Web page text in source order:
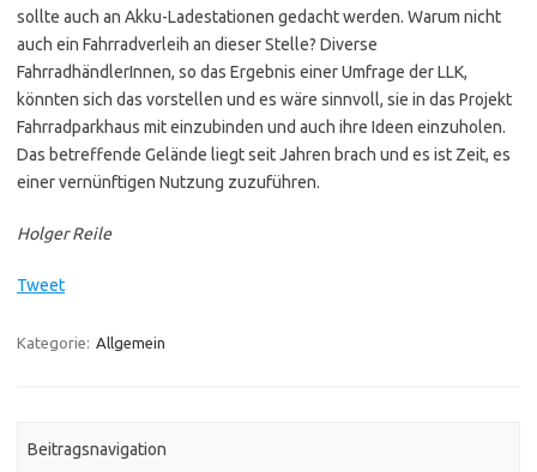
sollte auch an Akku-Ladestationen gedacht werden. Warum nicht
auch ein Fahrradverleih an dieser Stelle? Diverse
FahrradhändlerInnen, so das Ergebnis einer Umfrage der LLK,
könnten sich das vorstellen und es wäre sinnvoll, sie in das Projekt
Fahrradparkhaus mit einzubinden und auch ihre Ideen einzuholen.
Das betreffende Gelände liegt seit Jahren brach und es ist Zeit, es
einer vernünftigen Nutzung zuzuführen.
Holger Reile
Tweet
Kategorie: Allgemein
Beitragsnavigation